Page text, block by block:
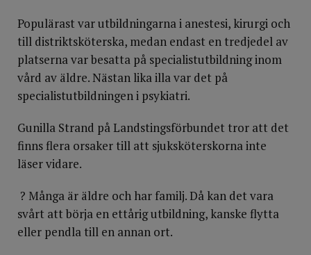
Populärast var utbildningarna i anestesi, kirurgi och
till distriktsköterska, medan endast en tredjedel av
platserna var besatta på specialistutbildning inom
vård av äldre. Nästan lika illa var det på
specialistutbildningen i psykiatri.
Gunilla Strand på Landstingsförbundet tror att det
finns flera orsaker till att sjuksköterskorna inte
läser vidare.
? Många är äldre och har familj. Då kan det vara
svårt att börja en ettårig utbildning, kanske flytta
eller pendla till en annan ort.